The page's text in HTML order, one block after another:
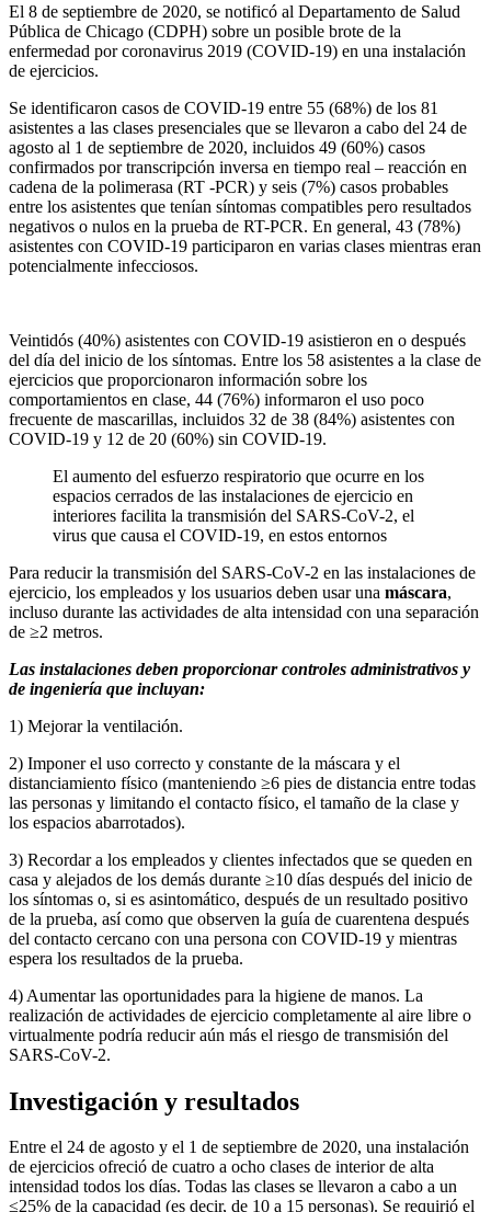
El 8 de septiembre de 2020, se notificó al Departamento de Salud
Pública de Chicago (CDPH) sobre un posible brote de la
enfermedad por coronavirus 2019 (COVID-19) en una instalación
de ejercicios.
Se identificaron casos de COVID-19 entre 55 (68%) de los 81
asistentes a las clases presenciales que se llevaron a cabo del 24 de
agosto al 1 de septiembre de 2020, incluidos 49 (60%) casos
confirmados por transcripción inversa en tiempo real – reacción en
cadena de la polimerasa (RT -PCR) y seis (7%) casos probables
entre los asistentes que tenían síntomas compatibles pero resultados
negativos o nulos en la prueba de RT-PCR. En general, 43 (78%)
asistentes con COVID-19 participaron en varias clases mientras eran
potencialmente infecciosos.
Veintidós (40%) asistentes con COVID-19 asistieron en o después
del día del inicio de los síntomas. Entre los 58 asistentes a la clase de
ejercicios que proporcionaron información sobre los
comportamientos en clase, 44 (76%) informaron el uso poco
frecuente de mascarillas, incluidos 32 de 38 (84%) asistentes con
COVID-19 y 12 de 20 (60%) sin COVID-19.
El aumento del esfuerzo respiratorio que ocurre en los
espacios cerrados de las instalaciones de ejercicio en
interiores facilita la transmisión del SARS-CoV-2, el
virus que causa el COVID-19, en estos entornos
Para reducir la transmisión del SARS-CoV-2 en las instalaciones de
ejercicio, los empleados y los usuarios deben usar una máscara,
incluso durante las actividades de alta intensidad con una separación
de ≥2 metros.
Las instalaciones deben proporcionar controles administrativos y
de ingeniería que incluyan:
1) Mejorar la ventilación.
2) Imponer el uso correcto y constante de la máscara y el
distanciamiento físico (manteniendo ≥6 pies de distancia entre todas
las personas y limitando el contacto físico, el tamaño de la clase y
los espacios abarrotados).
3) Recordar a los empleados y clientes infectados que se queden en
casa y alejados de los demás durante ≥10 días después del inicio de
los síntomas o, si es asintomático, después de un resultado positivo
de la prueba, así como que observen la guía de cuarentena después
del contacto cercano con una persona con COVID-19 y mientras
espera los resultados de la prueba.
4) Aumentar las oportunidades para la higiene de manos. La
realización de actividades de ejercicio completamente al aire libre o
virtualmente podría reducir aún más el riesgo de transmisión del
SARS-CoV-2.
Investigación y resultados
Entre el 24 de agosto y el 1 de septiembre de 2020, una instalación
de ejercicios ofreció de cuatro a ocho clases de interior de alta
intensidad todos los días. Todas las clases se llevaron a cabo a un
≤25% de la capacidad (es decir, de 10 a 15 personas). Se requirió el